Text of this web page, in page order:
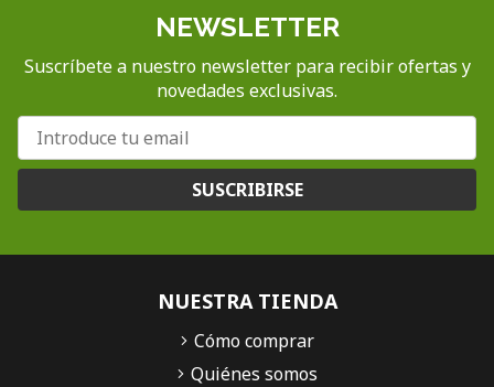
NEWSLETTER
Suscríbete a nuestro newsletter para recibir ofertas y
novedades exclusivas.
SUSCRIBIRSE
NUESTRA TIENDA
Cómo comprar
Quiénes somos